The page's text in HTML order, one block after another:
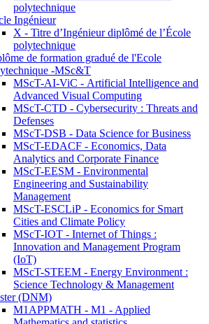
polytechnique
Ingénieur
X - Titre d’Ingénieur diplômé de l’École
polytechnique
de formation gradué de l'Ecole
-MSc&T
MScT-AI-ViC - Artificial Intelligence and
Advanced Visual Computing
MScT-CTD - Cybersecurity : Threats and
Defenses
MScT-DSB - Data Science for Business
MScT-EDACF - Economics, Data
Analytics and Corporate Finance
MScT-EESM - Environmental
Engineering and Sustainability
Management
MScT-ESCLiP - Economics for Smart
Cities and Climate Policy
MScT-IOT - Internet of Things :
Innovation and Management Program
(IoT)
MScT-STEEM - Energy Environment :
Science Technology & Management
(DNM)
M1APPMATH - M1 - Applied